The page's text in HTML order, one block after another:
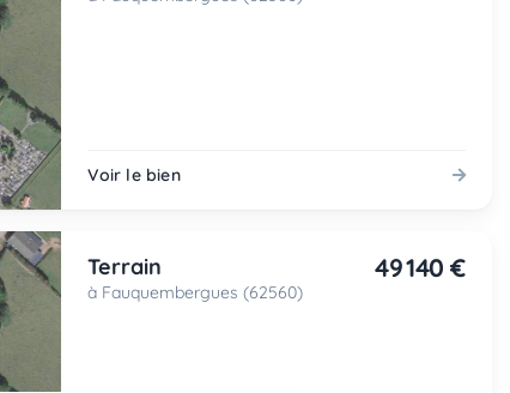
Voir le bien
Terrain
à Fauquembergues (62560)
49 140 €